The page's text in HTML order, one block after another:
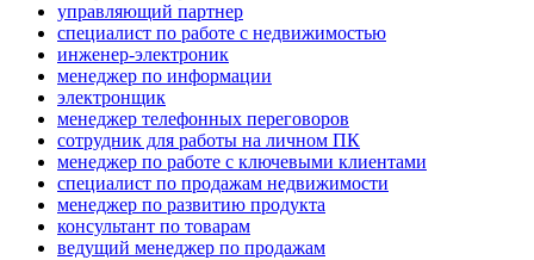
управляющий партнер
специалист по работе с недвижимостью
инженер-электроник
менеджер по информации
электронщик
менеджер телефонных переговоров
сотрудник для работы на личном ПК
менеджер по работе с ключевыми клиентами
специалист по продажам недвижимости
менеджер по развитию продукта
консультант по товарам
ведущий менеджер по продажам